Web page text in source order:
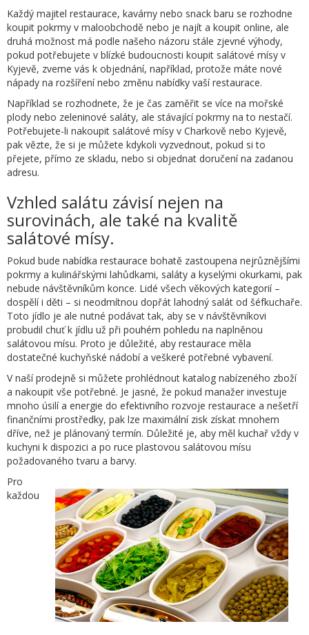
Každý majitel restaurace, kavárny nebo snack baru se rozhodne
koupit pokrmy v maloobchodě nebo je najít a koupit online, ale
druhá možnost má podle našeho názoru stále zjevné výhody,
pokud potřebujete v blízké budoucnosti koupit salátové mísy v
Kyjevě, zveme vás k objednání, například, protože máte nové
nápady na rozšíření nebo změnu nabídky vaší restaurace.
Například se rozhodnete, že je čas zaměřit se více na mořské
plody nebo zeleninové saláty, ale stávající pokrmy na to nestačí.
Potřebujete-li nakoupit salátové mísy v Charkově nebo Kyjevě,
pak vězte, že si je můžete kdykoli vyzvednout, pokud si to
přejete, přímo ze skladu, nebo si objednat doručení na zadanou
adresu.
Vzhled salátu závisí nejen na
surovinách, ale také na kvalitě
salátové mísy.
Pokud bude nabídka restaurace bohatě zastoupena nejrůznějšími
pokrmy a kulinářskými lahůdkami, saláty a kyselými okurkami, pak
nebude návštěvníkům konce. Lidé všech věkových kategorií –
dospělí i děti – si neodmítnou dopřát lahodný salát od šéfkuchaře.
Toto jídlo je ale nutné podávat tak, aby se v návštěvníkovi
probudil chuť k jídlu už při pouhém pohledu na naplněnou
salátovou mísu. Proto je důležité, aby restaurace měla
dostatečné kuchyňské nádobí a veškeré potřebné vybavení.
V naší prodejně si můžete prohlédnout katalog nabízeného zboží
a nakoupit vše potřebné. Je jasné, že pokud manažer investuje
mnoho úsilí a energie do efektivního rozvoje restaurace a nešetří
finančními prostředky, pak lze maximální zisk získat mnohem
dříve, než je plánovaný termín. Důležité je, aby měl kuchař vždy v
kuchyni k dispozici a po ruce plastovou salátovou mísu
požadovaného tvaru a barvy.
Pro
každou